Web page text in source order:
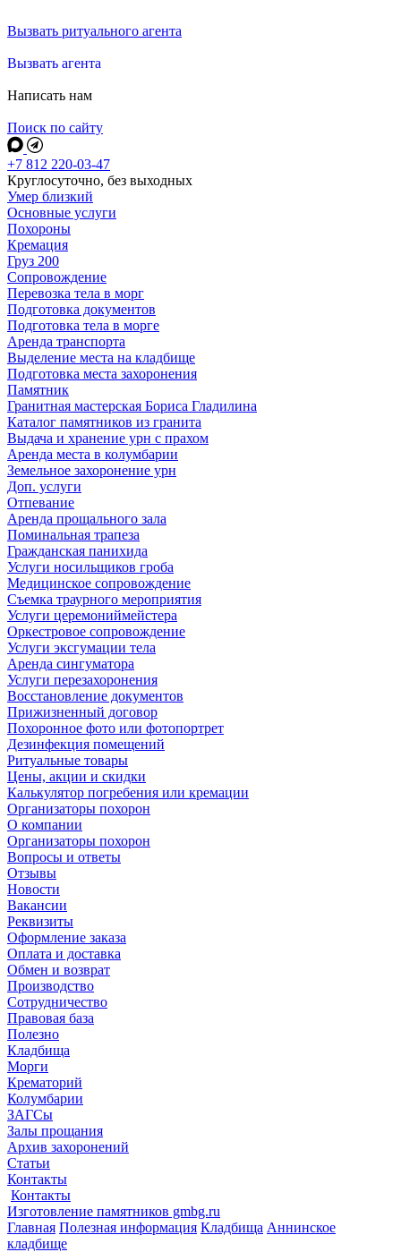
Вызвать ритуального агента
Вызвать агента
Написать нам
Поиск по сайту
+7 812 220-03-47
Круглосуточно, без выходных
Умер близкий
Основные услуги
Похороны
Кремация
Груз 200
Сопровождение
Перевозка тела в морг
Подготовка документов
Подготовка тела в морге
Аренда транспорта
Выделение места на кладбище
Подготовка места захоронения
Памятник
Гранитная мастерская Бориса Гладилина
Каталог памятников из гранита
Выдача и хранение урн с прахом
Аренда места в колумбарии
Земельное захоронение урн
Доп. услуги
Отпевание
Аренда прощального зала
Поминальная трапеза
Гражданская панихида
Услуги носильщиков гроба
Медицинское сопровождение
Съемка траурного мероприятия
Услуги церемониймейстера
Оркестровое сопровождение
Услуги эксгумации тела
Аренда сингуматора
Услуги перезахоронения
Восстановление документов
Прижизненный договор
Похоронное фото или фотопортрет
Дезинфекция помещений
Ритуальные товары
Цены, акции и скидки
Калькулятор погребения или кремации
Организаторы похорон
О компании
Организаторы похорон
Вопросы и ответы
Отзывы
Новости
Вакансии
Реквизиты
Оформление заказа
Оплата и доставка
Обмен и возврат
Производство
Сотрудничество
Правовая база
Полезно
Кладбища
Морги
Крематорий
Колумбарии
ЗАГСы
Залы прощания
Архив захоронений
Статьи
Контакты
Контакты
Изготовление памятников gmbg.ru
Главная Полезная информация Кладбища Аннинское
кладбище